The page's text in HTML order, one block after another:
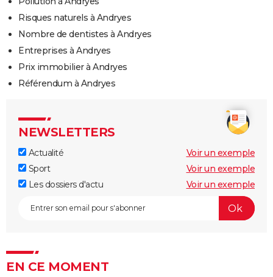
Risques naturels à Andryes
Nombre de dentistes à Andryes
Entreprises à Andryes
Prix immobilier à Andryes
Référendum à Andryes
NEWSLETTERS
Actualité
Voir un exemple
Sport
Voir un exemple
Les dossiers d'actu
Voir un exemple
EN CE MOMENT